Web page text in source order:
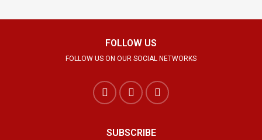
FOLLOW US
FOLLOW US ON OUR SOCIAL NETWORKS
SUBSCRIBE